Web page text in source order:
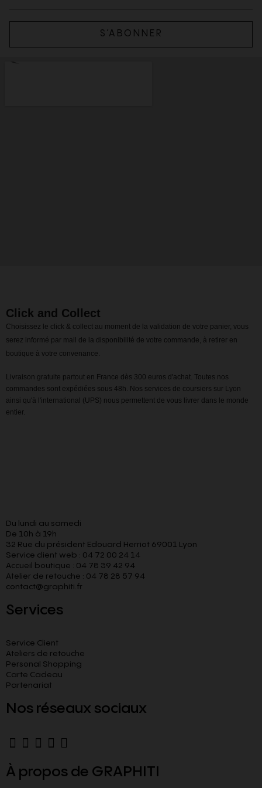
S’ABONNER
Click and Collect
Choisissez le click & collect au moment de la validation de votre panier, vous
serez informé par mail de la disponibilité de votre commande, à retirer en
boutique à votre convenance.
Livraison gratuite partout en France dès 300 euros d'achat. Toutes nos
commandes sont expédiées sous 48h. Nos services de coursiers sur Lyon
ainsi qu'à l'international (UPS) nous permettent de vous livrer dans le monde
entier.
Du lundi au samedi
De 10h à 19h
32 Rue du président Edouard Herriot 69001 Lyon
Service client web : 04 72 00 24 14
Accueil boutique : 04 78 39 42 94
Atelier de retouche : 04 78 28 57 94
contact@graphiti.fr
Services
Service Client
Ateliers de retouche
Personal Shopping
Carte Cadeau
Partenariat
Nos réseaux sociaux
À propos de GRAPHITI